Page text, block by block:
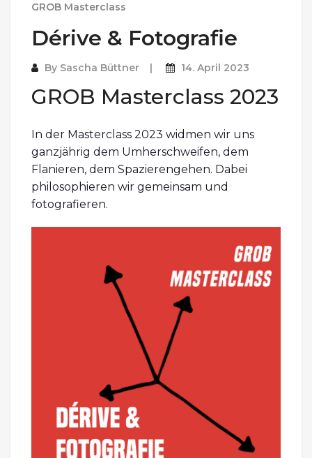
GROB Masterclass
Dérive & Fotografie
By Sascha Büttner 14. April 2023
GROB Masterclass 2023
In der Masterclass 2023 widmen wir uns
ganzjährig dem Umherschweifen, dem
Flanieren, dem Spazierengehen. Dabei
philosophieren wir gemeinsam und
fotografieren.